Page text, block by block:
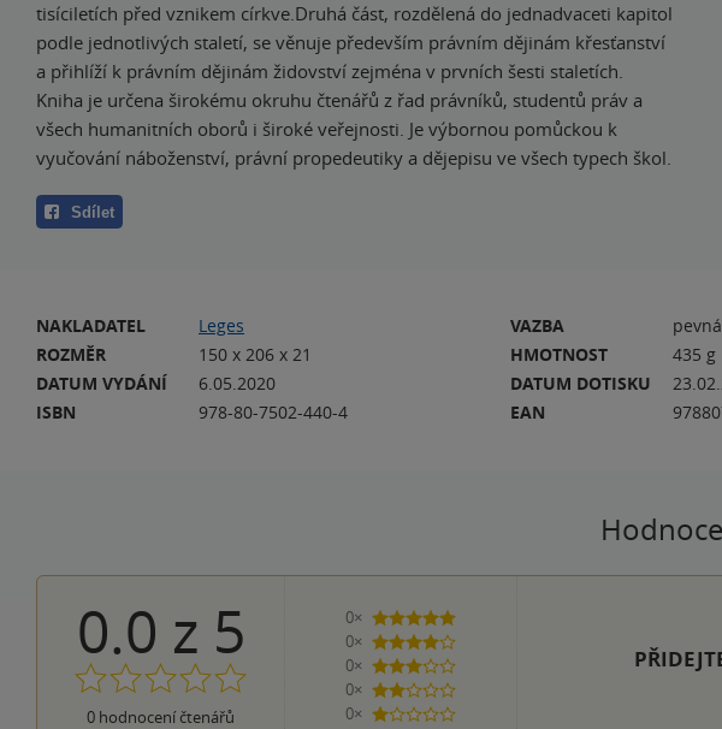
tisíciletích před vznikem církve.Druhá část, rozdělená do jednadvaceti kapitol
podle jednotlivých staletí, se věnuje především právním dějinám křesťanství
a přihlíží k právním dějinám židovství zejména v prvních šesti staletích.
Kniha je určena širokému okruhu čtenářů z řad právníků, studentů práv a
všech humanitních oborů i široké veřejnosti. Je výbornou pomůckou k
vyučování náboženství, právní propedeutiky a dějepisu ve všech typech škol.
Sdílet
NAKLADATEL
Leges
ROZMĚR
150 x 206 x 21
DATUM VYDÁNÍ
6.05.2020
ISBN
978-80-7502-440-4
VAZBA
HMOTNOST
435 g
DATUM DOTISKU
EAN
0.0 z 5
0 hodnocení čtenářů
0×
5 hvězdiček
0×
4 hvězdičky
0×
3 hvězdičky
0×
2 hvězdičky
0×
1 hvezdička